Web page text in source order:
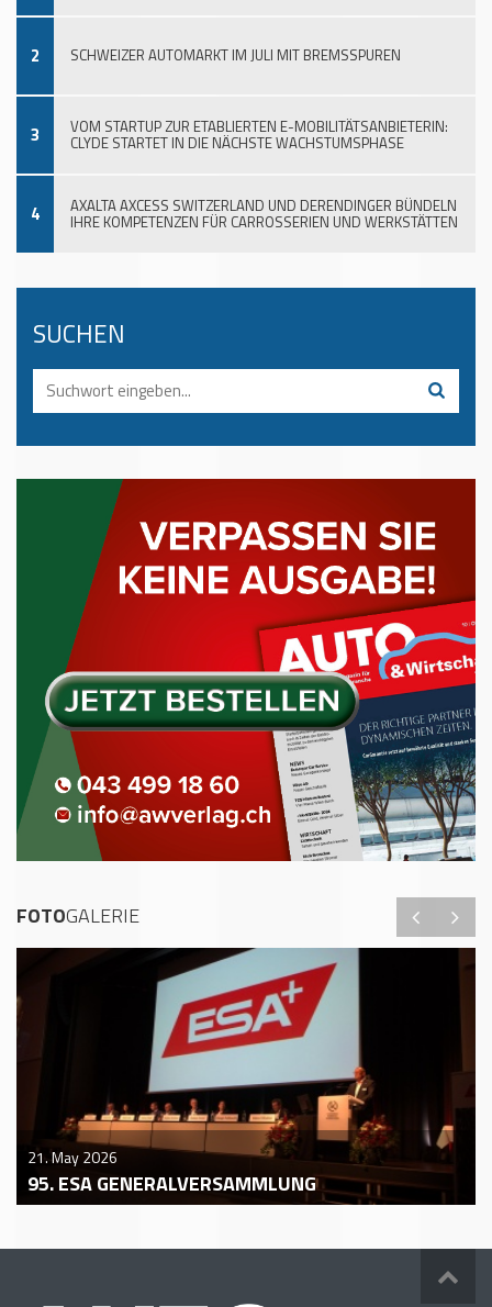
2 SCHWEIZER AUTOMARKT IM JULI MIT BREMSSPUREN
3 VOM STARTUP ZUR ETABLIERTEN E-MOBILITÄTSANBIETERIN:
CLYDE STARTET IN DIE NÄCHSTE WACHSTUMSPHASE
4 AXALTA AXCESS SWITZERLAND UND DERENDINGER BÜNDELN
IHRE KOMPETENZEN FÜR CARROSSERIEN UND WERKSTÄTTEN
SUCHEN
FOTOGALERIE
21. May 2026
95. ESA GENERALVERSAMMLUNG